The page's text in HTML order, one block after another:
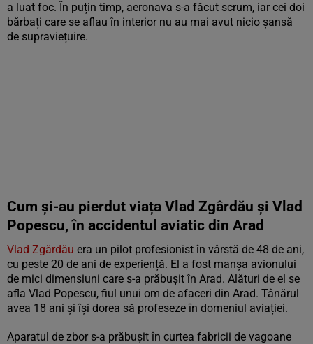
a luat foc. În puțin timp, aeronava s-a făcut scrum, iar cei doi
bărbați care se aflau în interior nu au mai avut nicio șansă
de supraviețuire.
Cum și-au pierdut viața Vlad Zgârdău și Vlad
Popescu, în accidentul aviatic din Arad
Vlad Zgărdău era un pilot profesionist în vârstă de 48 de ani,
cu peste 20 de ani de experiență. El a fost manșa avionului
de mici dimensiuni care s-a prăbușit în Arad. Alături de el se
afla Vlad Popescu, fiul unui om de afaceri din Arad. Tânărul
avea 18 ani și își dorea să profeseze în domeniul aviației.
Aparatul de zbor s-a prăbușit în curtea fabricii de vagoane